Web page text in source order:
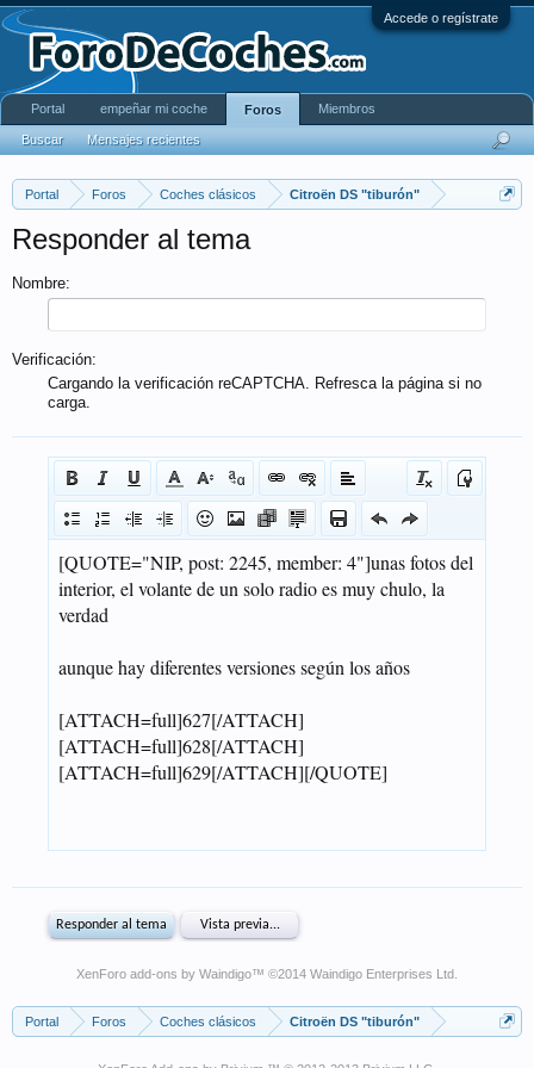
Accede o regístrate
Portal Foros Coches clásicos Citroën DS "tiburón"
Responder al tema
Nombre:
Verificación:
Cargando la verificación reCAPTCHA. Refresca la página si no
carga.
XenForo add-ons by Waindigo™ ©2014 Waindigo Enterprises Ltd
Portal Foros Coches clásicos Citroën DS "tiburón"
Portal empeñar mi coche Foros
Buscar Mensajes recientes
Miembros